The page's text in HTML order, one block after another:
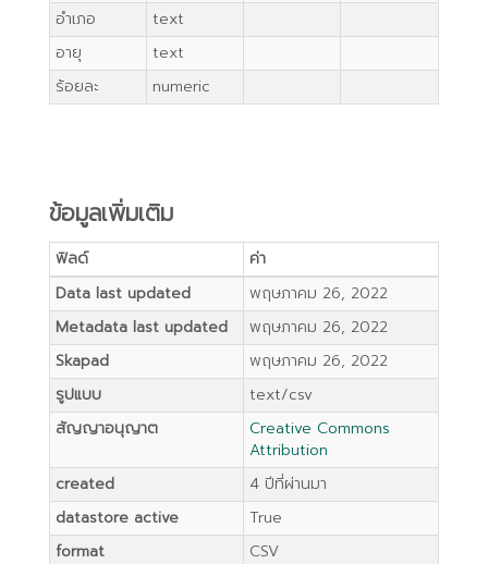
อำเภอ
text
อายุ
text
ร้อยละ
numeric
ข้อมูลเพิ่มเติม
ฟิลด์
ค่า
Data last updated
พฤษภาคม 26, 2022
Metadata last updated
พฤษภาคม 26, 2022
Skapad
พฤษภาคม 26, 2022
รูปแบบ
text/csv
สัญญาอนุญาต
Creative Commons
Attribution
created
4 ปีที่ผ่านมา
datastore active
True
format
CSV